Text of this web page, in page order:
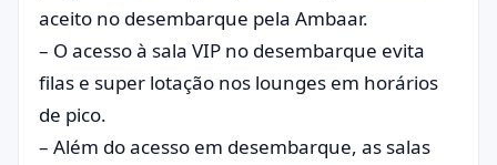
aceito no desembarque pela Ambaar.
– O acesso à sala VIP no desembarque evita
filas e super lotação nos lounges em horários
de pico.
– Além do acesso em desembarque, as salas